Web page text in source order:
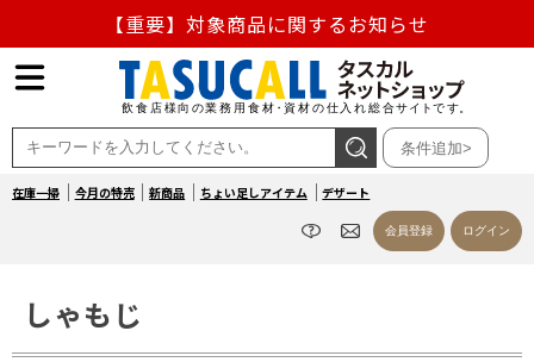
【重要】対象商品に関するお知らせ
【重要】熊本地震の影響による商品出荷停止のお知らせ
熊本県熊本地方を震源とする地震の影響によるお荷物のお
届け遅延について
条件追加>
在庫一掃 今月の特売 新商品 ちょい足しアイテム デザート
会員登録 ログイン
しゃもじ